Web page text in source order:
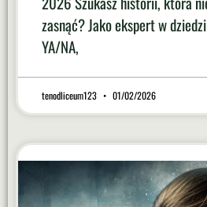
zasnąć? Jako ekspert w
YA/NA,
tenodliceum123 01/02/2026